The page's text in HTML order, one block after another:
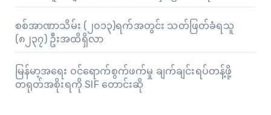
စစ်အာဏာသိမ်း (၂၀၁၃)ရက်အတွင်း သတ်ဖြတ်ခံရသူ
(၈၂၃၇) ဦးအထိရှိလာ
မြန်မာ့အရေး ဝင်ရောက်စွက်ဖက်မှု ချက်ချင်းရပ်တန့်ဖို့
တရုတ်အစိုးရကို SIF တောင်းဆို